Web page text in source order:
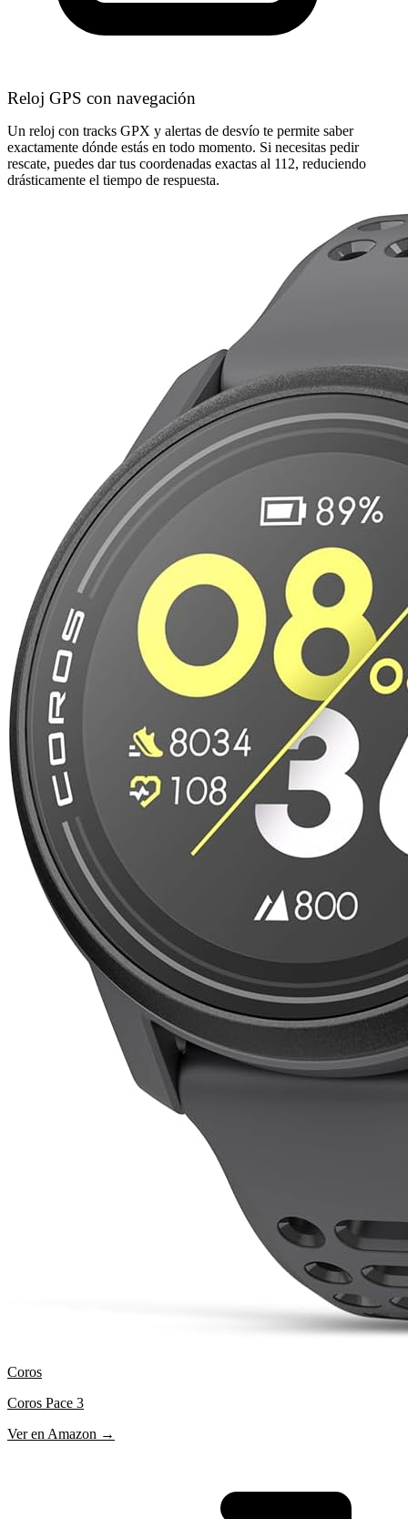
Reloj GPS con navegación
Un reloj con tracks GPX y alertas de desvío te permite saber
exactamente dónde estás en todo momento. Si necesitas pedir
rescate, puedes dar tus coordenadas exactas al 112, reduciendo
drásticamente el tiempo de respuesta.
Coros
Coros Pace 3
Ver en Amazon →